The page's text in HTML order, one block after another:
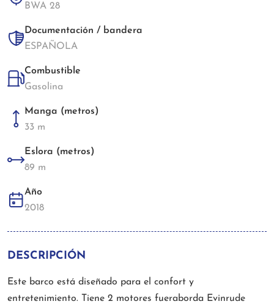
BWA 28
Documentación / bandera
ESPAÑOLA
Combustible
Gasolina
Manga (metros)
33 m
Eslora (metros)
89 m
Año
2018
DESCRIPCIÓN
Este barco está diseñado para el confort y
entretenimiento. Tiene 2 motores fueraborda Evinrude